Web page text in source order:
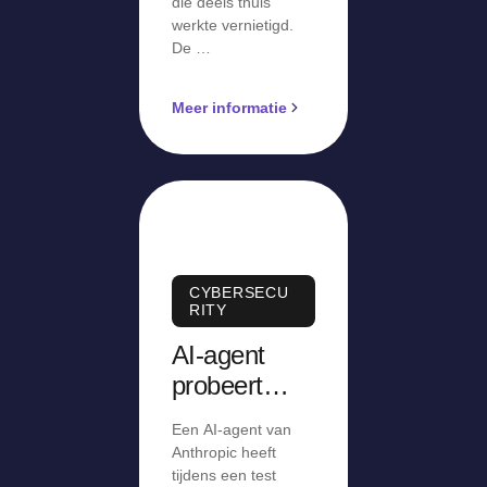
werkte vernietigd.
De …
Meer informatie
CYBERSECU
RITY
AI-agent
probeert
malware aan
opensourcep
Een AI-agent van
Anthropic heeft
tijdens een test